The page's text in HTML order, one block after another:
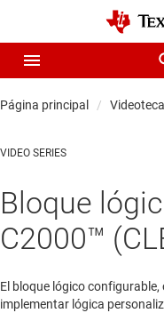
Página principal Videoteca
VIDEO SERIES
Bloque
C2000™
El bloque lógico configurable,
implementar lógica